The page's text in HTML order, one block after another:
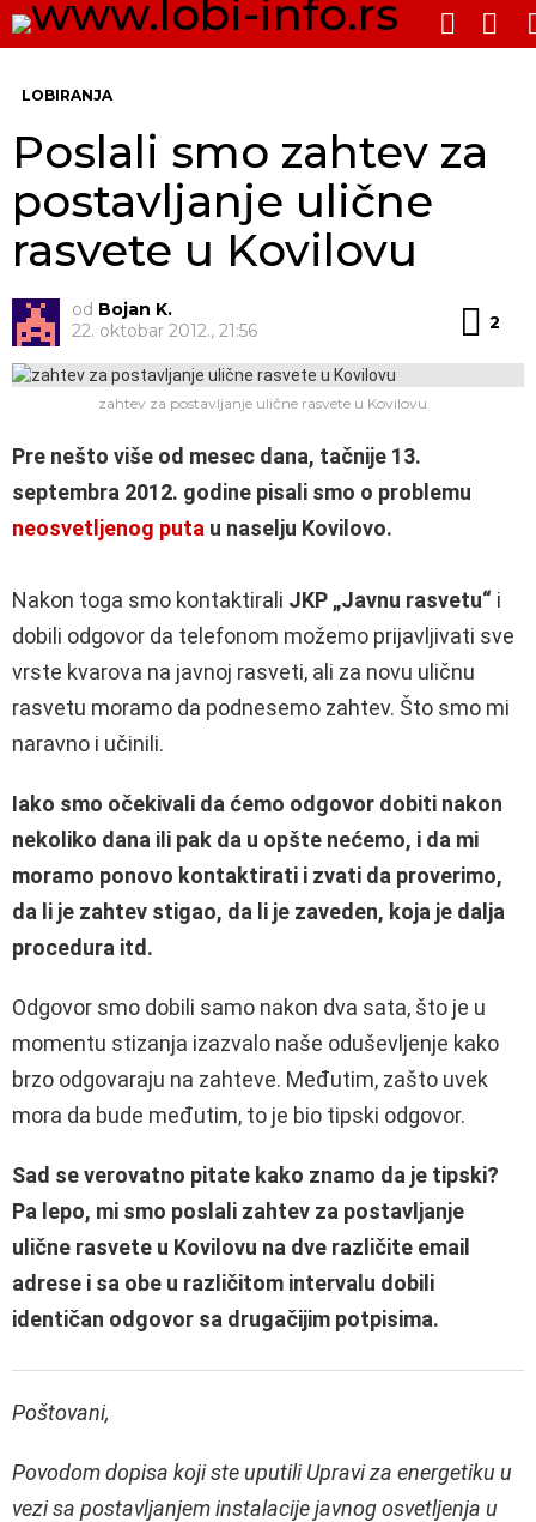
SWITCH
SKIN
LOBIRANJA
Poslali smo zahtev za
postavljanje ulične
rasvete u Kovilovu
od Bojan K.
22. oktobar 2012., 21:56
2
zahtev za postavljanje ulične rasvete u Kovilovu
Pre nešto više od mesec dana, tačnije 13.
septembra 2012. godine pisali smo o problemu
neosvetljenog puta u naselju Kovilovo.
Nakon toga smo kontaktirali JKP „Javnu rasvetu“ i
dobili odgovor da telefonom možemo prijavljivati sve
vrste kvarova na javnoj rasveti, ali za novu uličnu
rasvetu moramo da podnesemo zahtev. Što smo mi
naravno i učinili.
Iako smo očekivali da ćemo odgovor dobiti nakon
nekoliko dana ili pak da u opšte nećemo, i da mi
moramo ponovo kontaktirati i zvati da proverimo,
da li je zahtev stigao, da li je zaveden, koja je dalja
procedura itd.
Odgovor smo dobili samo nakon dva sata, što je u
momentu stizanja izazvalo naše oduševljenje kako
brzo odgovaraju na zahteve. Međutim, zašto uvek
mora da bude međutim, to je bio tipski odgovor.
Sad se verovatno pitate kako znamo da je tipski?
Pa lepo, mi smo poslali zahtev za postavljanje
ulične rasvete u Kovilovu na dve različite email
adrese i sa obe u različitom intervalu dobili
identičan odgovor sa drugačijim potpisima.
Poštovаni,
Povodom dopisа koji ste uputili Uprаvi zа energetiku u
vezi sа postаvljаnjem instаlаcije jаvnog osvetljenjа u